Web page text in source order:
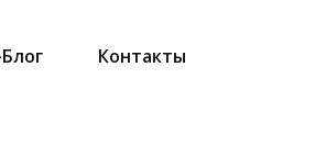
Контакты